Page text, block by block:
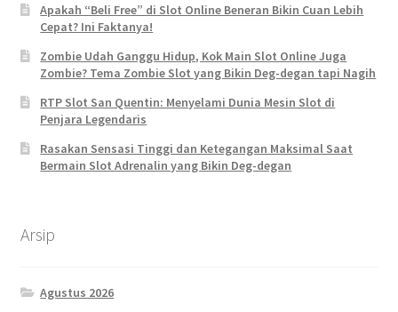
Apakah “Beli Free” di Slot Online Beneran Bikin Cuan Lebih
Cepat? Ini Faktanya!
Zombie Udah Ganggu Hidup, Kok Main Slot Online Juga
Zombie? Tema Zombie Slot yang Bikin Deg-degan tapi Nagih
RTP Slot San Quentin: Menyelami Dunia Mesin Slot di
Penjara Legendaris
Rasakan Sensasi Tinggi dan Ketegangan Maksimal Saat
Bermain Slot Adrenalin yang Bikin Deg-degan
Arsip
Agustus 2026